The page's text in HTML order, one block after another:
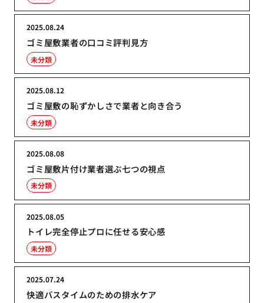
ゴミ屋敷業者の口コミ評判見方
2025.08.24
未分類
ゴミ屋敷の恥ずかしさで業者と向き合う
2025.08.12
未分類
ゴミ屋敷片付け業者選ぶ七つの視点
2025.08.08
未分類
トイレ完全停止プロに任せる安心感
2025.08.05
未分類
快適バスタイムのための排水ケア
2025.07.24